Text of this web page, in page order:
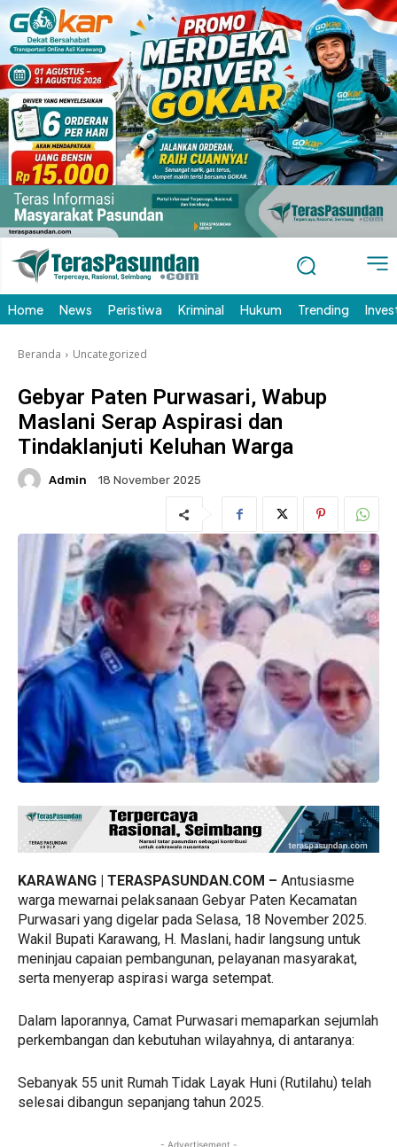
Home News Peristiwa Kriminal Hukum Trending
Beranda Uncategorized
Gebyar Paten Purwasari, Wabup
Maslani Serap Aspirasi dan
Tindaklanjuti Keluhan Warga
Admin 18 November 2025
KARAWANG | TERASPASUNDAN.COM – Antusiasme
warga mewarnai pelaksanaan Gebyar Paten Kecamatan
Purwasari yang digelar pada Selasa, 18 November 2025.
Wakil Bupati Karawang, H. Maslani, hadir langsung untuk
meninjau capaian pembangunan, pelayanan masyarakat,
serta menyerap aspirasi warga setempat.
Dalam laporannya, Camat Purwasari memaparkan sejumlah
perkembangan dan kebutuhan wilayahnya, di antaranya:
Sebanyak 55 unit Rumah Tidak Layak Huni (Rutilahu) telah
selesai dibangun sepanjang tahun 2025.
- Advertisement -